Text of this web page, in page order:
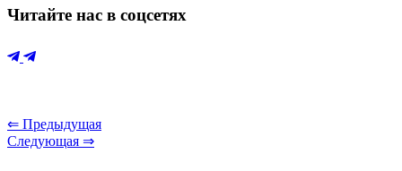
Читайте нас в соцсетях
⇐ Предыдущая
Следующая ⇒